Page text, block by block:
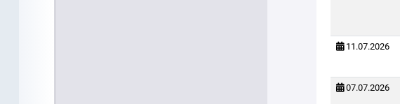
11.07.2026
07.07.2026